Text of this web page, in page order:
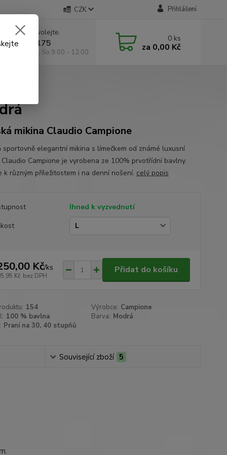
CZK Přihlášení
si rady? Zavolejte.
295 175
9:00 -18:00, So 9:00 - 12:00
0 ks
za 0,00 Kč
mikina Claudio Campione
sportovně elegantní mikina s límečkem od známé luxusní
Claudio Campione je vyrobena ze 100% prvotřídní bavlny.
k různým příležitostem i na denní nošení. celý popis
Ihned k vyzvednutí
Kč/ks
Kč bez DPH
Přidat do košíku
154 Výrobce: Campione
100 % bavlna Barva: Modrá
Praní na 30, 40 stupňů
Související zboží 5